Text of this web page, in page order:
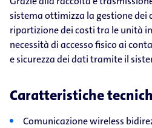
sistema ottimizza la gestione dei
ripartizione dei costi tra le unità
necessità di accesso fisico ai
e sicurezza dei dati tramite il
Caratteristiche
Comunicazione wireless